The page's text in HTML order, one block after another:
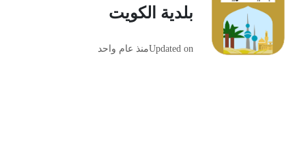
بلدية الكويت
Updated onمنذ عام واحد